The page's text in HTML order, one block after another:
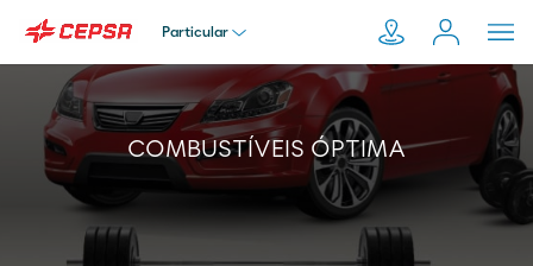
Particular
Particular
Pesquisar
Moeve.pt
COMBUSTÍVEIS ÓPTIMA